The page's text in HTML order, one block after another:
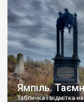
Ямпіль.
Табличка і відмітка